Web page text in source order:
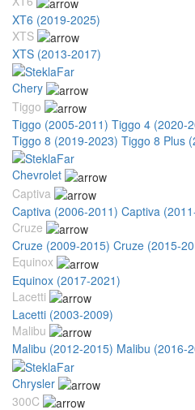
XT6 (2019-2025)
XTS
XTS (2013-2017)
Chery
Tiggo
Tiggo (2005-2011) Tiggo 4 (2020-
Tiggo 8 (2019-2023) Tiggo 8 Plus
Chevrolet
Captiva
Captiva (2006-2011) Captiva
Cruze
Cruze (2009-2015) Cruze (2015-
Equinox
Equinox (2017-2021)
Lacetti
Lacetti (2003-2009)
Malibu
Malibu (2012-2015) Malibu (2016-
Chrysler
300C